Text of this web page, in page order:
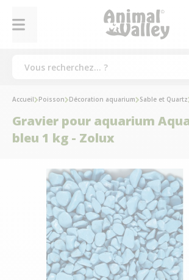
Accueil Poisson Décoration aquarium Sable et Quartz
Gravier pour aquarium
bleu 1 kg - Zolux